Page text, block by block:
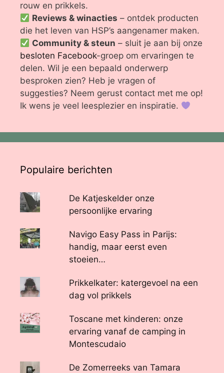
rouw en prikkels.
Reviews & winacties – ontdek producten
die het leven van HSP’s aangenamer maken.
Community & steun – sluit je aan bij onze
besloten Facebook-groep om ervaringen te
delen. Wil je een bepaald onderwerp
besproken zien? Heb je vragen of
suggesties? Neem gerust contact met me op!
Ik wens je veel leesplezier en inspiratie.
Populaire berichten
De Katjeskelder onze
persoonlijke ervaring
Navigo Easy Pass in Parijs:
handig, maar eerst even
stoeien…
Prikkelkater: katergevoel na een
dag vol prikkels
Toscane met kinderen: onze
ervaring vanaf de camping in
Montescudaio
De Zomerreeks van Tamara